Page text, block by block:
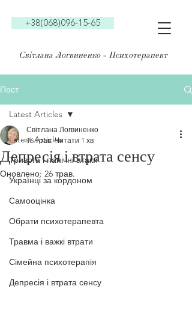
+38(068)096-15-65
Світлана Логвиненко - Психотерапевт
Пост
Latest Articles
Тривога і панічні атаки
Українці за кордоном
Самооцінка
Обрати психотерапевта
Травма і важкі втрати
Сімейна психотерапія
Депресія і втрата сенсу
Latest Articles
Депресія і втрата сенсу
Світлана Логвиненко
16 трав. Читати 1 хв
Оновлено: 26 трав.